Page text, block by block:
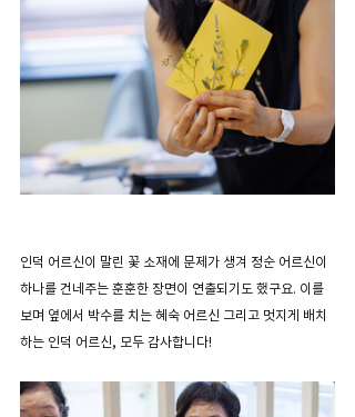
인덕 어르신이 말린 꽃 소재에 문제가 생겨 정순 어르신이
하나를 건네주는 훈훈한 장면이 연출되기도 했구요. 이를
보며 옆에서 박수를 치는 혜숙 어르신 그리고 멋지게 배치
하는 인덕 어르신, 모두 감사합니다!